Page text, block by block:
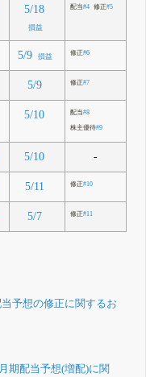
5/18
損益
配当#4 修正#5
5/9 損益 修正#6
5/9 修正#7
5/10 配当#8
株主優待#9
5/10 -
5/11 修正#10
5/7 修正#11
予想の修正に関するお
期配当予想(増配)に関